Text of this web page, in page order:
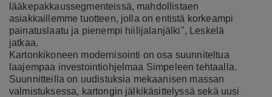
lääkepakkaussegmenteissä, mahdollistaen
asiakkaillemme tuotteen, jolla on entistä korkeampi
painatuslaatu ja pienempi hiilijalanjälki", Leskelä
jatkaa.
Kartonkikoneen modernisointi on osa suunniteltua
laajempaa investointiohjelmaa Simpeleen tehtaalla.
Suunnitteilla on uudistuksia mekaanisen massan
valmistuksessa, kartongin jälkikäsittelyssä sekä uusi